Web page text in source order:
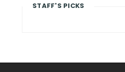
STAFF'S PICKS